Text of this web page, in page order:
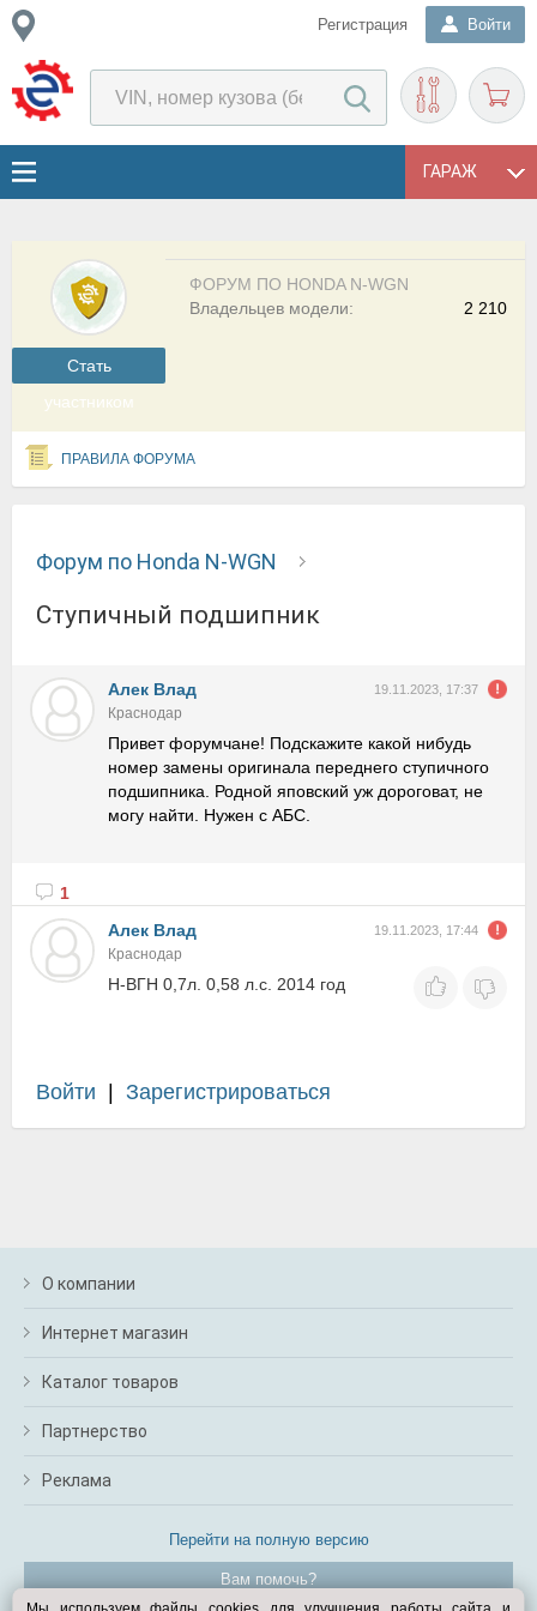
Регистрация Войти
ГАРАЖ
Cтать
участником
ФОРУМ ПО HONDA N-WGN
2 210
Владельцев модели:
ПРАВИЛА ФОРУМА
Форум по Honda N-WGN
Ступичный подшипник
Алек Влад 19.11.2023, 17:37
Краснодар
Привет форумчане! Подскажите какой нибудь
номер замены оригинала переднего ступичного
подшипника. Родной яповский уж дороговат, не
могу найти. Нужен с АБС.
1
Алек Влад
19.11.2023, 17:44
Краснодар
Н-ВГН 0,7л. 0,58 л.с. 2014 год
Войти Зарегистрироваться
О компании
Интернет магазин
Каталог товаров
Партнерство
Реклама
Перейти на полную версию
Вам помочь?